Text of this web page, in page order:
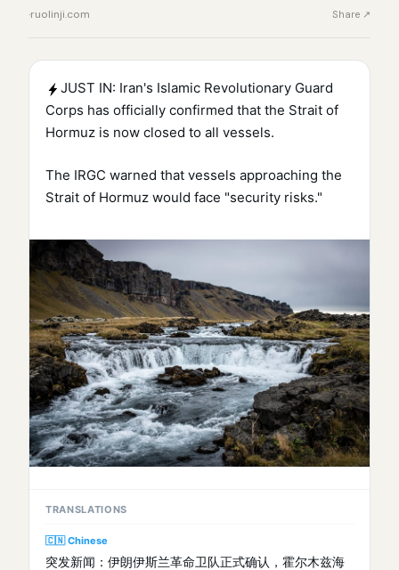
·ruolinji.com Share ↗
JUST IN: Iran's Islamic Revolutionary Guard
Corps has officially confirmed that the Strait of
Hormuz is now closed to all vessels.
The IRGC warned that vessels approaching the
Strait of Hormuz would face "security risks."
TRANSLATIONS
🇨🇳 Chinese
突发新闻：伊朗伊斯兰革命卫队正式确认，霍尔木兹海